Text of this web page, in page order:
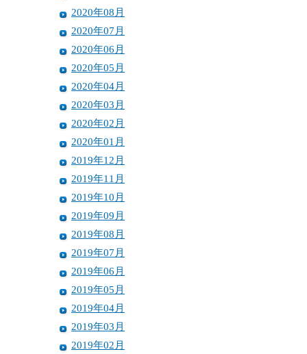
2020年08月
2020年07月
2020年06月
2020年05月
2020年04月
2020年03月
2020年02月
2020年01月
2019年12月
2019年11月
2019年10月
2019年09月
2019年08月
2019年07月
2019年06月
2019年05月
2019年04月
2019年03月
2019年02月